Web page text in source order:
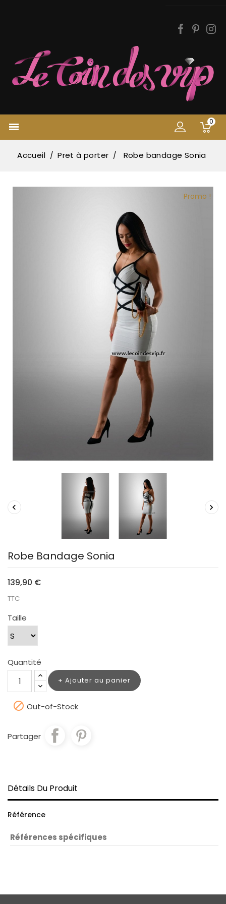
 0
Accueil Pret à porter Robe bandage Sonia
Promo !
 
Robe Bandage Sonia
139,90 €
TTC
Taille
Quantité
Ajouter au panier
 Out-of-Stock
Partager
Détails Du Produit
Référence
Références spécifiques